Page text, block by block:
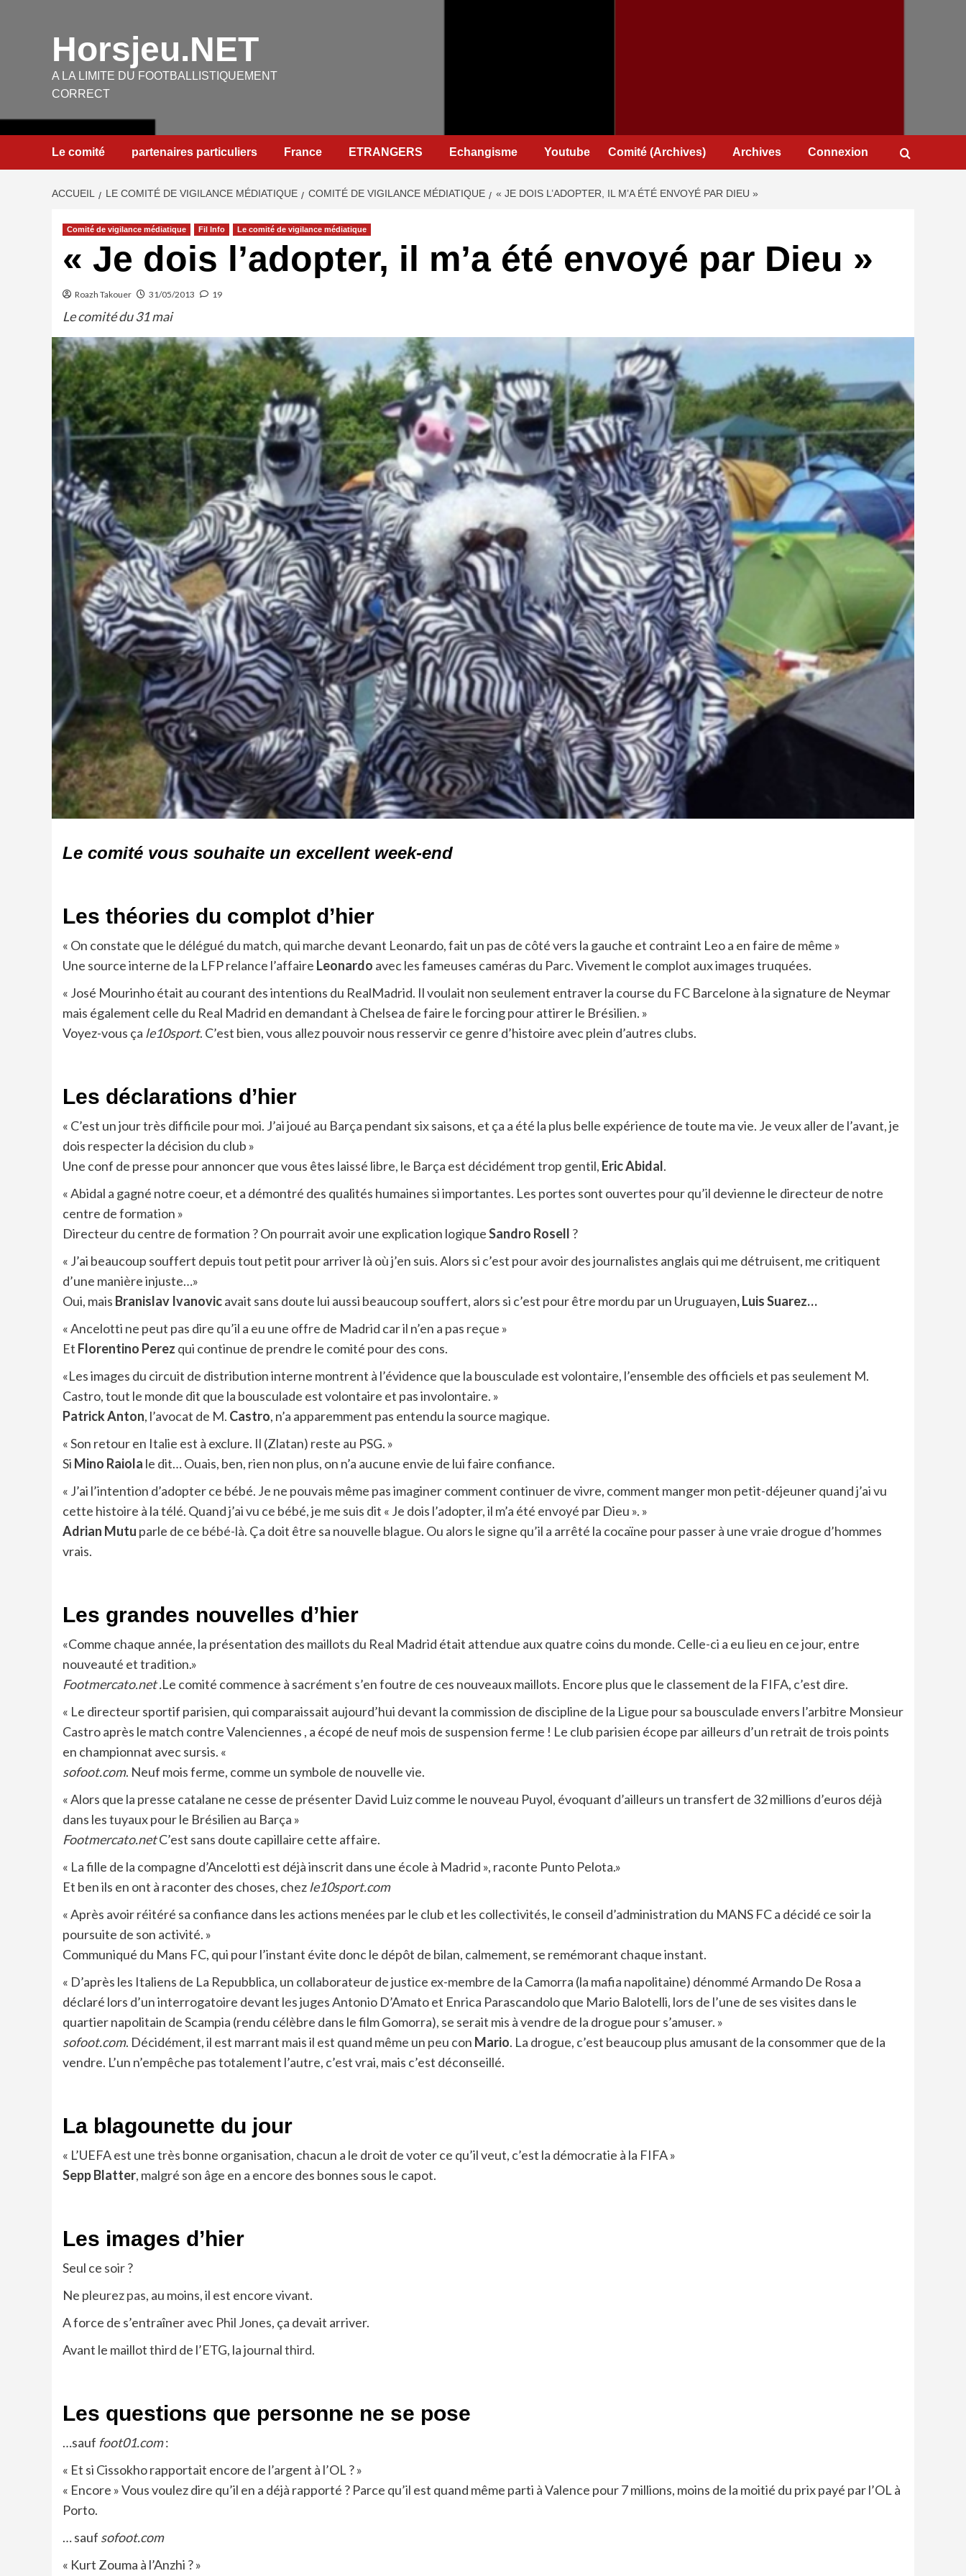
Horsjeu.NET
A LA LIMITE DU FOOTBALLISTIQUEMENT
CORRECT
Le comité partenaires particuliers France ETRANGERS Echangisme Youtube Comité (Archives) Archives Connexion
ACCUEIL LE COMITÉ DE VIGILANCE MÉDIATIQUE COMITÉ DE VIGILANCE MÉDIATIQUE « JE DOIS L’ADOPTER, IL M’A ÉTÉ ENVOYÉ PAR DIEU »
Comité de vigilance médiatique Fil Info Le comité de vigilance médiatique
« Je dois l’adopter, il m’a été envoyé par Dieu »
Roazh Takouer 31/05/2013 19
Le comité du 31 mai
Le comité vous souhaite un excellent week-end
Les théories du complot d’hier
« On constate que le délégué du match, qui marche devant Leonardo, fait un pas de côté vers la gauche et contraint Leo a en faire de même »
Une source interne de la LFP relance l’affaire Leonardo avec les fameuses caméras du Parc. Vivement le complot aux images truquées.
« José Mourinho était au courant des intentions du RealMadrid. Il voulait non seulement entraver la course du FC Barcelone à la signature de Neymar
mais également celle du Real Madrid en demandant à Chelsea de faire le forcing pour attirer le Brésilien. »
Voyez-vous ça le10sport. C’est bien, vous allez pouvoir nous resservir ce genre d’histoire avec plein d’autres clubs.
Les déclarations d’hier
« C’est un jour très difficile pour moi. J’ai joué au Barça pendant six saisons, et ça a été la plus belle expérience de toute ma vie. Je veux aller de l’avant, je
dois respecter la décision du club »
Une conf de presse pour annoncer que vous êtes laissé libre, le Barça est décidément trop gentil, Eric Abidal.
« Abidal a gagné notre coeur, et a démontré des qualités humaines si importantes. Les portes sont ouvertes pour qu’il devienne le directeur de notre
centre de formation »
Directeur du centre de formation ? On pourrait avoir une explication logiqueSandro Rosell ?
« J’ai beaucoup souffert depuis tout petit pour arriver là où j’en suis. Alors si c’est pour avoir des journalistes anglais qui me détruisent, me critiquent
d’une manière injuste…»
Oui, mais Branislav Ivanovicavait sans doute lui aussi beaucoup souffert, alors si c’est pour être mordu par un Uruguayen,Luis Suarez…
« Ancelotti ne peut pas dire qu’il a eu une offre de Madrid car il n’en a pas reçue »
Et Florentino Perez qui continue de prendre le comité pour des cons.
«Les images du circuit de distribution interne montrent à l’évidence que la bousculade est volontaire, l’ensemble des officiels et pas seulement M.
Castro, tout le monde dit que la bousculade est volontaire et pas involontaire. »
Patrick Anton, l’avocat de M. Castro, n’a apparemment pas entendu la source magique.
« Son retour en Italie est à exclure. Il (Zlatan) reste au PSG. »
Si Mino Raiola le dit… Ouais, ben, rien non plus, on n’a aucune envie de lui faire confiance.
« J’ai l’intention d’adopter ce bébé. Je ne pouvais même pas imaginer comment continuer de vivre, comment manger mon petit-déjeuner quand j’ai vu
cette histoire à la télé. Quand j’ai vu ce bébé, je me suis dit « Je dois l’adopter, il m’a été envoyé par Dieu ». »
Adrian Mutu parle de ce bébé-là. Ça doit être sa nouvelle blague. Ou alors le signe qu’il a arrêté la cocaïne pour passer à une vraie drogue d’hommes
vrais.
Les grandes nouvelles d’hier
«Comme chaque année, la présentation des maillots du Real Madrid était attendue aux quatre coins du monde. Celle-ci a eu lieu en ce jour, entre
nouveauté et tradition.»
Footmercato.net .Le comité commence à sacrément s’en foutre de ces nouveaux maillots. Encore plus que le classement de la FIFA, c’est dire.
« Le directeur sportif parisien, qui comparaissait aujourd’hui devant la commission de discipline de la Ligue pour sa bousculade envers l’arbitre Monsieur
Castro après le match contre Valenciennes , a écopé de neuf mois de suspension ferme ! Le club parisien écope par ailleurs d’un retrait de trois points
en championnat avec sursis. «
sofoot.com. Neuf mois ferme, comme un symbole de nouvelle vie.
« Alors que la presse catalane ne cesse de présenter David Luiz comme le nouveau Puyol, évoquant d’ailleurs un transfert de 32 millions d’euros déjà
dans les tuyaux pour le Brésilien au Barça »
Footmercato.netC’est sans doute capillaire cette affaire.
« La fille de la compagne d’Ancelotti est déjà inscrit dans une école à Madrid », raconte Punto Pelota.»
Et ben ils en ont à raconter des choses, chezle10sport.com
« Après avoir réitéré sa confiance dans les actions menées par le club et les collectivités, le conseil d’administration du MANS FC a décidé ce soir la
poursuite de son activité. »
Communiqué du Mans FC, qui pour l’instant évite donc le dépôt de bilan, calmement, se remémorant chaque instant.
« D’après les Italiens de La Repubblica, un collaborateur de justice ex-membre de la Camorra (la mafia napolitaine) dénommé Armando De Rosa a
déclaré lors d’un interrogatoire devant les juges Antonio D’Amato et Enrica Parascandolo que Mario Balotelli, lors de l’une de ses visites dans le
quartier napolitain de Scampia (rendu célèbre dans le film Gomorra), se serait mis à vendre de la drogue pour s’amuser. »
sofoot.com. Décidément, il est marrant mais il est quand même un peu con Mario. La drogue, c’est beaucoup plus amusant de la consommer que de la
vendre. L’un n’empêche pas totalement l’autre, c’est vrai, mais c’est déconseillé.
La blagounette du jour
« L’UEFA est une très bonne organisation, chacun a le droit de voter ce qu’il veut, c’est la démocratie à la FIFA »
Sepp Blatter, malgré son âge en a encore des bonnes sous le capot.
Les images d’hier
Seul ce soir?
Ne pleurez pas, au moins, il est encore vivant.
A force de s’entraîner avec Phil Jones, ça devait arriver.
Avant le maillot third de l’ETG, la journalthird.
Les questions que personne ne se pose
…sauf foot01.com:
« Et si Cissokho rapportait encore de l’argent à l’OL ? »
« Encore » Vous voulez dire qu’il en a déjà rapporté ? Parce qu’il est quand même parti à Valence pour 7 millions, moins de la moitié du prix payé par l’OL à
Porto.
… sauf sofoot.com
« Kurt Zouma à l’Anzhi ? »